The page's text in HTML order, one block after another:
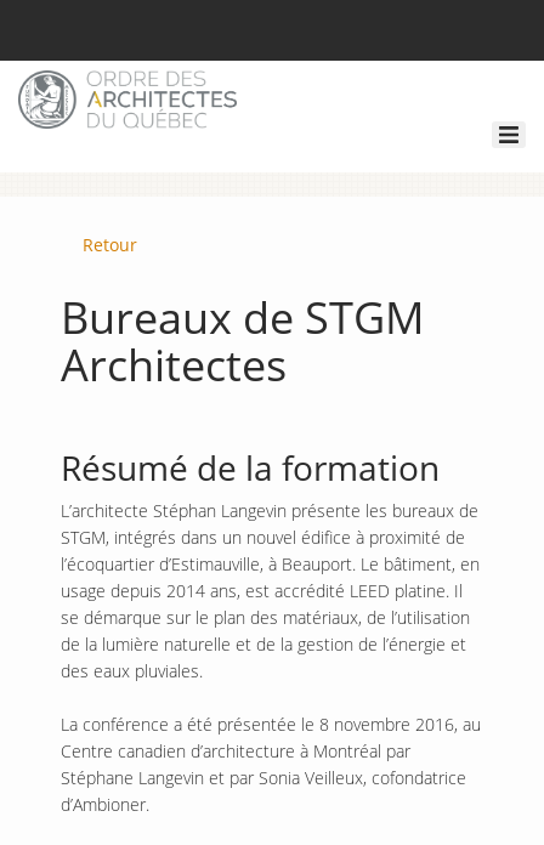
Retour
Bureaux de STGM
Architectes
Résumé de la formation
L’architecte Stéphan Langevin présente les bureaux de
STGM, intégrés dans un nouvel édifice à proximité de
l’écoquartier d’Estimauville, à Beauport. Le bâtiment, en
usage depuis 2014 ans, est accrédité LEED platine. Il
se démarque sur le plan des matériaux, de l’utilisation
de la lumière naturelle et de la gestion de l’énergie et
des eaux pluviales.
La conférence a été présentée le 8 novembre 2016, au
Centre canadien d’architecture à Montréal par
Stéphane Langevin et par Sonia Veilleux, cofondatrice
d’Ambioner.